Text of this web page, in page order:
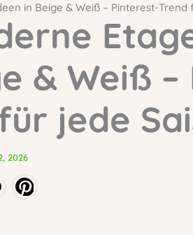
in Beige & Weiß – Pinterest-Trend
& Weiß
jede
2026